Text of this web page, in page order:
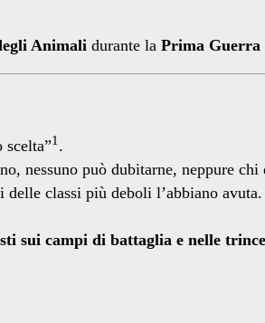
Animali durante la Prima Guerra
1 .
nessuno può dubitarne, neppure
classi più deboli l’abbiano
sui campi di battaglia e nelle